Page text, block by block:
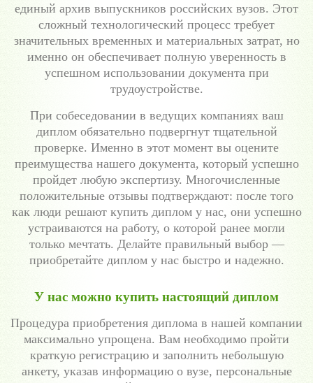
единый архив выпускников российских вузов. Этот
сложный технологический процесс требует
значительных временных и материальных затрат, но
именно он обеспечивает полную уверенность в
успешном использовании документа при
трудоустройстве.
При собеседовании в ведущих компаниях ваш
диплом обязательно подвергнут тщательной
проверке. Именно в этот момент вы оцените
преимущества нашего документа, который успешно
пройдет любую экспертизу. Многочисленные
положительные отзывы подтверждают: после того
как люди решают купить диплом у нас, они успешно
устраиваются на работу, о которой ранее могли
только мечтать. Делайте правильный выбор —
приобретайте диплом у нас быстро и надежно.
У нас можно купить настоящий диплом
Процедура приобретения диплома в нашей компании
максимально упрощена. Вам необходимо пройти
краткую регистрацию и заполнить небольшую
анкету, указав информацию о вузе, персональные